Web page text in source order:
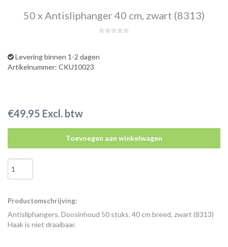
50 x Antisliphanger 40 cm, zwart (8313)
Levering binnen 1-2 dagen
Artikelnummer: CKU10023
€49,95 Excl. btw
Toevoegen aan winkelwagen
Productomschrijving:
Antisliphangers. Doosinhoud 50 stuks. 40 cm breed, zwart (8313)
Haak is niet draaibaar.